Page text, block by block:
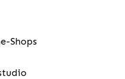
Shops